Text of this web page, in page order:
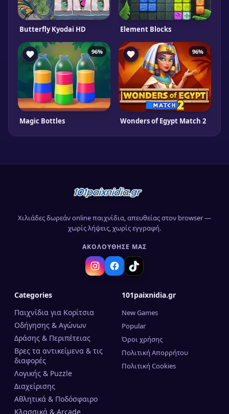
Butterfly Kyodai HD Element Blocks
96%
Magic Bottles
96%
Wonders of Egypt Match 2
Χιλιάδες δωρεάν online παιχνίδια, απευθείας στον browser —
χωρίς λήψεις, χωρίς εγγραφή.
ΑΚΟΛΟΎΘΗΣΈ ΜΑΣ
Categories
Παιχνίδια για Κορίτσια
Οδήγησης & Αγώνων
Δράσης & Περιπέτειας
Βρες τα αντικείμενα & τις
διαφορές
Λογικής & Puzzle
Διαχείρισης
Αθλητικά & Ποδόσφαιρο
Κλασσικά & Arcade
101paixnidia.gr
New Games
Popular
Όροι χρήσης
Πολιτική Απορρήτου
Πολιτική Cookies